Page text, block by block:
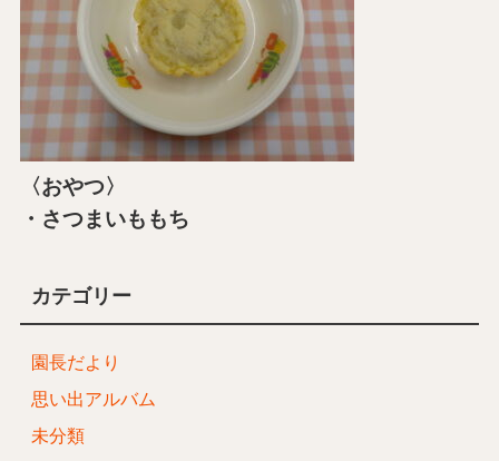
〈おやつ〉
・さつまいももち
カテゴリー
園長だより
思い出アルバム
未分類